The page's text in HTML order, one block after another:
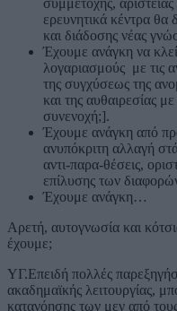
συμμετοχής,
ερευνητικά κέντρα
και διάδοσης νέας
Έχουμε ανάγκη να
λογαριασμούς με τις
της συγχύσεως της
και της αυθαιρεσίας
συνενοχή;].
Έχουμε ανάγκη από
ανυπόκριτη αλλαγή
αντι-παρα-θέσεις,
επίλυσης των
Έχουμε ανάγκη…
Αρετή, αυτογνωσία και
έχουμε;
ΥΓ.Επειδή πολλές
ακαδημαϊκής λειτουργίας,
κατανόησης των μεν από